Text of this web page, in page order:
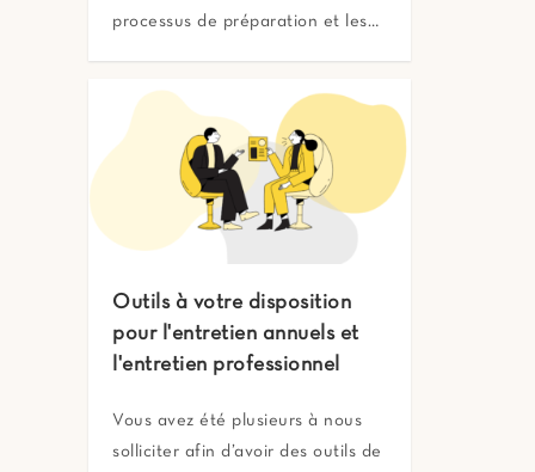
processus de préparation et les…
Outils à votre disposition
pour l'entretien annuels et
l'entretien professionnel
Vous avez été plusieurs à nous
solliciter afin d’avoir des outils de